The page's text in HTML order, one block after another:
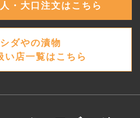
・大口注文はこちら
ダやの漬物
い店一覧はこちら